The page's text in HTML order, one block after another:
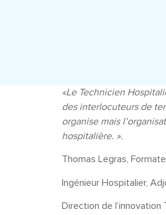
«Le Technicien
des interlocuteurs de
organise mais
hospitalière. ».
Thomas Legras,
Ingénieur Hospitalier,
Direction de